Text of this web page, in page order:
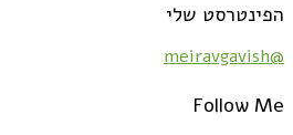
הפינטרסט שלי
@meiravgavish
Follow Me